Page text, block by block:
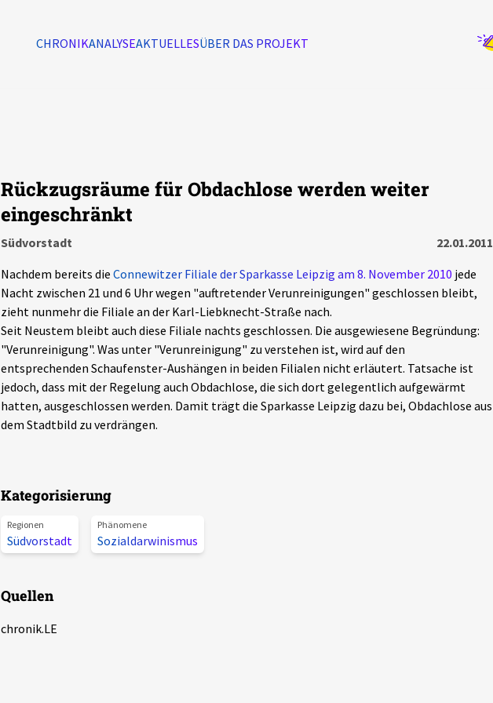
CHRONIKANALYSEAKTUELLESÜBER DAS PROJEKT
Rückzugsräume für Obdachlose werden weiter
eingeschränkt
Südvorstadt
22.01.2011
Nachdem bereits die Connewitzer Filiale der Sparkasse Leipzig am 8. November 2010 jede
Nacht zwischen 21 und 6 Uhr wegen "auftretender Verunreinigungen" geschlossen bleibt,
zieht nunmehr die Filiale an der Karl-Liebknecht-Straße nach.
Seit Neustem bleibt auch diese Filiale nachts geschlossen. Die ausgewiesene Begründung:
"Verunreinigung". Was unter "Verunreinigung" zu verstehen ist, wird auf den
entsprechenden Schaufenster-Aushängen in beiden Filialen nicht erläutert. Tatsache ist
jedoch, dass mit der Regelung auch Obdachlose, die sich dort gelegentlich aufgewärmt
hatten, ausgeschlossen werden. Damit trägt die Sparkasse Leipzig dazu bei, Obdachlose aus
dem Stadtbild zu verdrängen.
Kategorisierung
Regionen
Südvorstadt
Phänomene
Sozialdarwinismus
Quellen
chronik.LE
Ereignisse Statistik